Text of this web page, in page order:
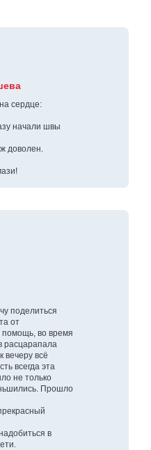
сердце:
начали швы
доволен.
поделиться
от
помощь, во время
расцарапала
вечеру всё
всегда эта
не только
Прошло
в